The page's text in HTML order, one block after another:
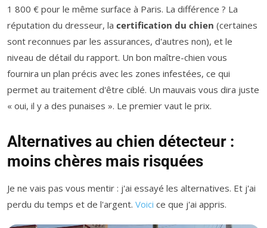
1 800 € pour le même surface à Paris. La différence ? La
réputation du dresseur, la certification du chien (certaines
sont reconnues par les assurances, d'autres non), et le
niveau de détail du rapport. Un bon maître-chien vous
fournira un plan précis avec les zones infestées, ce qui
permet au traitement d'être ciblé. Un mauvais vous dira juste
« oui, il y a des punaises ». Le premier vaut le prix.
Alternatives au chien détecteur :
moins chères mais risquées
Je ne vais pas vous mentir : j'ai essayé les alternatives. Et j'ai
perdu du temps et de l'argent. Voici ce que j'ai appris.